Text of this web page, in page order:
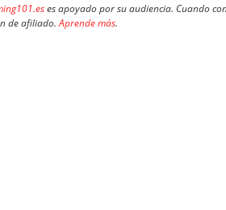
es apoyado por su audiencia. Cuando
de afiliado.Aprende más.